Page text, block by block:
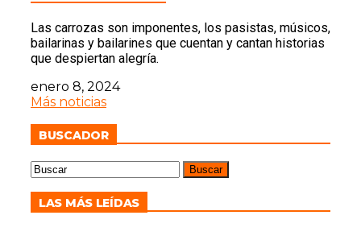
Las carrozas son imponentes, los pasistas, músicos,
bailarinas y bailarines que cuentan y cantan historias
que despiertan alegría.
enero 8, 2024
Más noticias
BUSCADOR
LAS MÁS LEÍDAS